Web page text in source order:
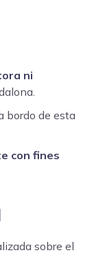
ni
bordo de esta
con fines
sobre el